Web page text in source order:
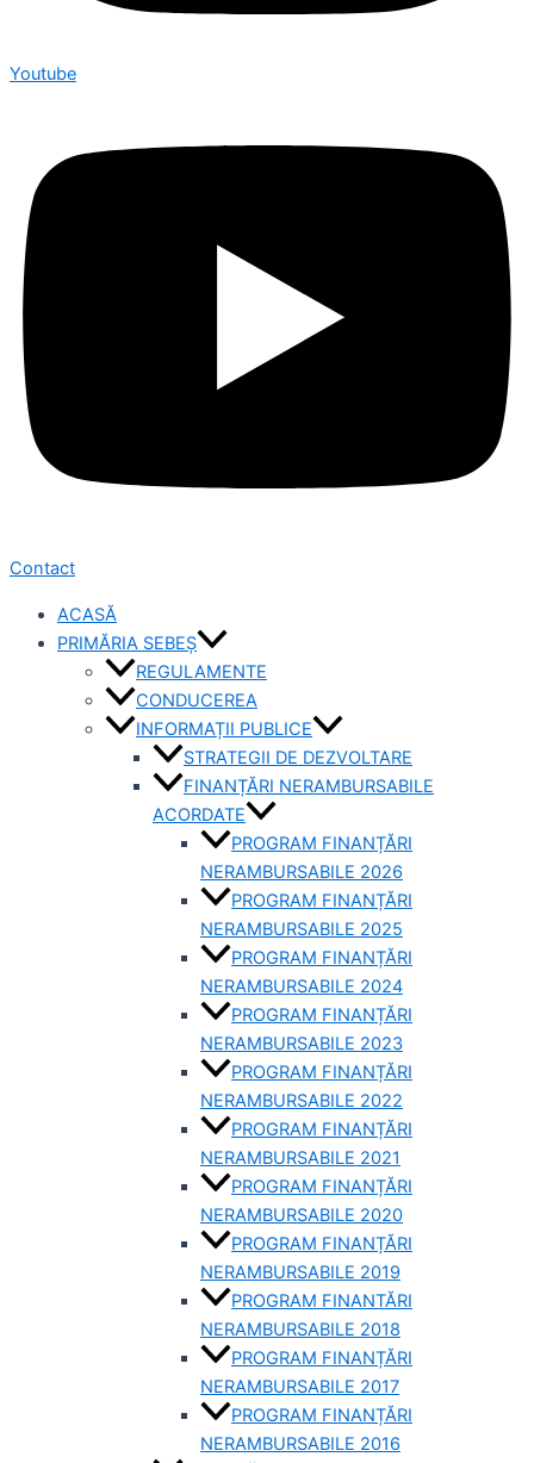
Youtube
Contact
ACASĂ
PRIMĂRIA SEBEȘ
REGULAMENTE
CONDUCEREA
INFORMAȚII PUBLICE
STRATEGII DE DEZVOLTARE
FINANȚĂRI NERAMBURSABILE
ACORDATE
PROGRAM FINANȚĂRI
NERAMBURSABILE 2026
PROGRAM FINANȚĂRI
NERAMBURSABILE 2025
PROGRAM FINANȚĂRI
NERAMBURSABILE 2024
PROGRAM FINANȚĂRI
NERAMBURSABILE 2023
PROGRAM FINANȚĂRI
NERAMBURSABILE 2022
PROGRAM FINANȚĂRI
NERAMBURSABILE 2021
PROGRAM FINANȚĂRI
NERAMBURSABILE 2020
PROGRAM FINANȚĂRI
NERAMBURSABILE 2019
PROGRAM FINANTĂRI
NERAMBURSABILE 2018
PROGRAM FINANȚĂRI
NERAMBURSABILE 2017
PROGRAM FINANȚĂRI
NERAMBURSABILE 2016